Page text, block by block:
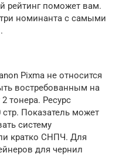
рейтинг поможет вам.
номинанта с самыми
Pixma не относится
востребованным на
тонера. Ресурс
стр. Показатель может
систему
кратко СНПЧ. Для
для чернил